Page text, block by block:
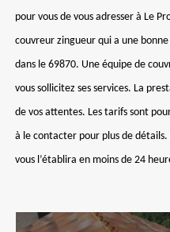
pour vous de vous adresser à Le
couvreur zingueur qui a une
dans le 69870. Une équipe de
vous sollicitez ses services. La
de vos attentes. Les tarifs sont
à le contacter pour plus de
vous l’établira en moins de 24